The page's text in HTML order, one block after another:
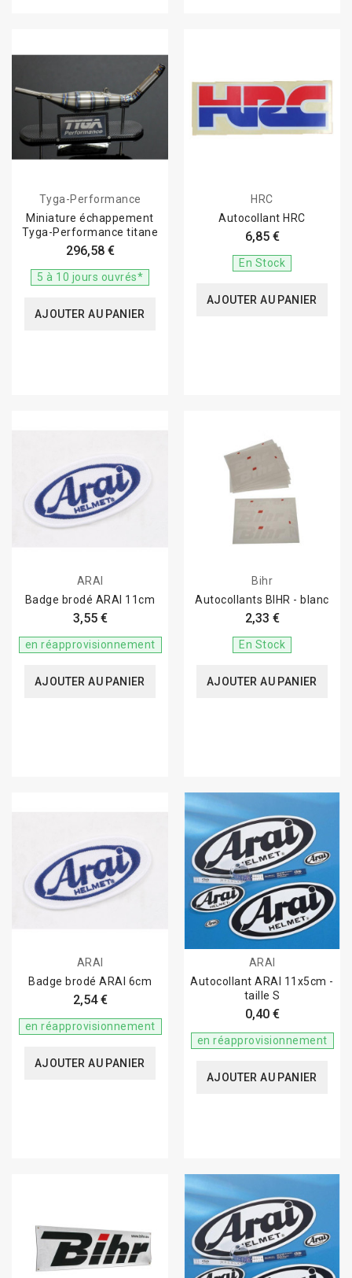
Tyga-Performance
Miniature échappement
Tyga-Performance titane
296,58 €
5 à 10 jours ouvrés*
AJOUTER AU PANIER
HRC
Autocollant HRC
6,85 €
En Stock
AJOUTER AU PANIER
ARAI
Badge brodé ARAI 11cm
3,55 €
en réapprovisionnement
AJOUTER AU PANIER
Bihr
Autocollants BIHR - blanc
2,33 €
En Stock
AJOUTER AU PANIER
ARAI
Badge brodé ARAI 6cm
2,54 €
en réapprovisionnement
AJOUTER AU PANIER
ARAI
Autocollant ARAI 11x5cm -
taille S
0,40 €
en réapprovisionnement
AJOUTER AU PANIER